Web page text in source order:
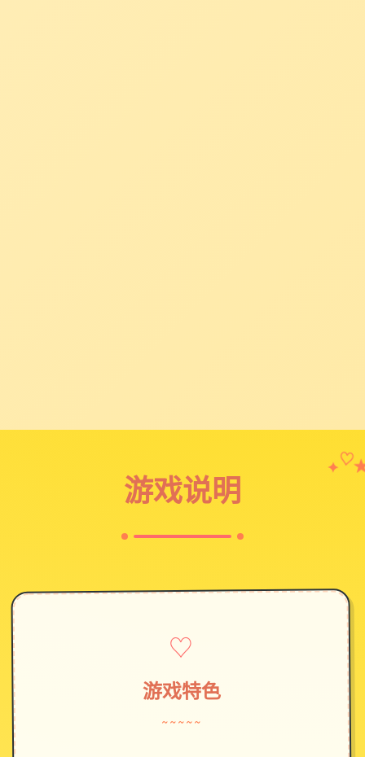
游戏说明
✦ ♡
♡
游戏特色
~~~~~